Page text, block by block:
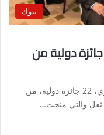
بنوك
البنك الأهلي المصري يفوز ب 22 جائزة دولية من
كتب _محمد رضوان حصد البنك الاهلي المصري، 22 جائزة دولية، من